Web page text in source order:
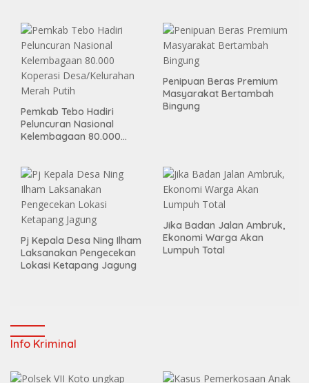
Pemkab Tebo Hadiri
Peluncuran Nasional
Kelembagaan 80.000
Penipuan Beras Premium
Masyarakat Bertambah
Bingung
Pj Kepala Desa Ning Ilham
Laksanakan Pengecekan
Lokasi Ketapang Jagung
Jika Badan Jalan Ambruk,
Ekonomi Warga Akan
Lumpuh Total
Info Kriminal